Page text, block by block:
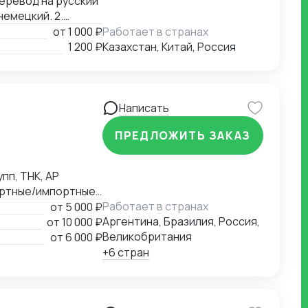
2.
на
приобретенные
усвоению
форме. 4.
от1 000 ₽
1 200 ₽
Работает в странах
Казахстан, Китай, Россия
ТНК, АР
импортные
(в т.ч. морские -
грузов,
от 5 000 ₽
от10 000 ₽
от6 000 ₽
Написать
ПРЕДЛОЖИТЬ ЗАКАЗ
Работает в странах
Аргентина, Бразилия, Россия,
Великобритания
+6 стран